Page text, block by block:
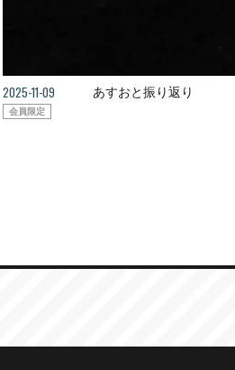
2025-11-09
会員限定
あすおと振り返り